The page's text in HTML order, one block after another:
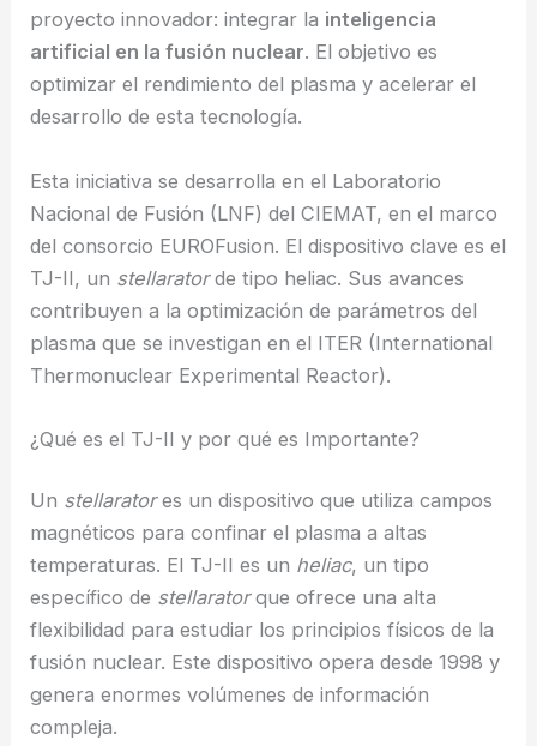
proyecto innovador: integrar la inteligencia
artificial en la fusión nuclear. El objetivo es
optimizar el rendimiento del plasma y acelerar el
desarrollo de esta tecnología.
Esta iniciativa se desarrolla en el Laboratorio
Nacional de Fusión (LNF) del CIEMAT, en el marco
del consorcio EUROFusion. El dispositivo clave es el
TJ-II, un stellaratorde tipo heliac. Sus avances
contribuyen a la optimización de parámetros del
plasma que se investigan en el ITER (International
Thermonuclear Experimental Reactor).
¿Qué es el TJ-II y por qué es Importante?
Un stellaratores un dispositivo que utiliza campos
magnéticos para confinar el plasma a altas
temperaturas. El TJ-II es un heliac, un tipo
específico de stellaratorque ofrece una alta
flexibilidad para estudiar los principios físicos de la
fusión nuclear. Este dispositivo opera desde 1998 y
genera enormes volúmenes de información
compleja.